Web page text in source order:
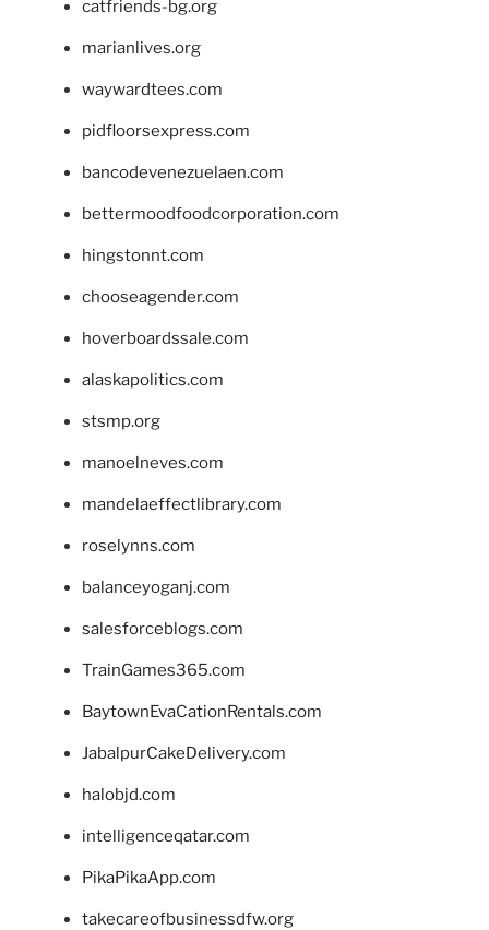
catfriends-bg.org
marianlives.org
waywardtees.com
pidfloorsexpress.com
bancodevenezuelaen.com
bettermoodfoodcorporation.com
hingstonnt.com
chooseagender.com
hoverboardssale.com
alaskapolitics.com
stsmp.org
manoelneves.com
mandelaeffectlibrary.com
roselynns.com
balanceyoganj.com
salesforceblogs.com
TrainGames365.com
BaytownEvaCationRentals.com
JabalpurCakeDelivery.com
halobjd.com
intelligenceqatar.com
PikaPikaApp.com
takecareofbusinessdfw.org